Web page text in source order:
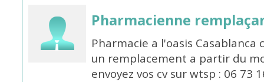
Pharmacienne
Pharmacie a l'oasis
un remplacement a partir du
envoyez vos cv sur wtsp : 06 73